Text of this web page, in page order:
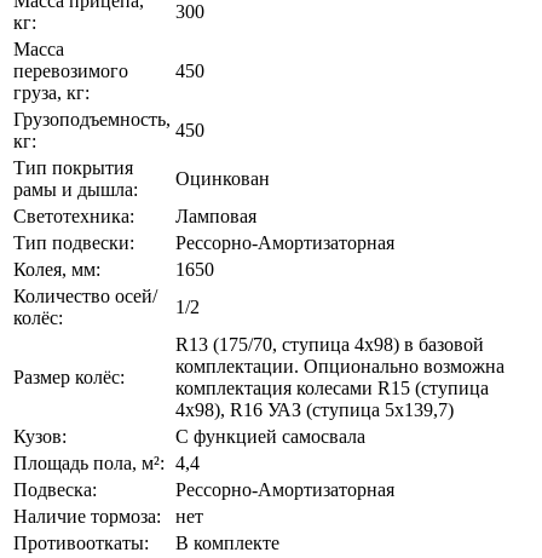
кг:
300
Масса
перевозимого
груза, кг:
450
Грузоподъемность,
кг:
450
Тип покрытия
рамы и дышла:
Оцинкован
Светотехника:
Ламповая
Тип подвески:
Рессорно-Амортизаторная
Колея, мм:
1650
Количество осей/
колёс:
1/2
Размер колёс:
R13 (175/70, ступица 4х98) в базовой
комплектации. Опционально возможна
комплектация колесами R15 (ступица
4x98), R16 УАЗ (ступица 5x139,7)
Кузов:
С функцией самосвала
Площадь пола, м²: 4,4
Подвеска:
Рессорно-Амортизаторная
Наличие тормоза:
нет
Противооткаты:
В комплекте